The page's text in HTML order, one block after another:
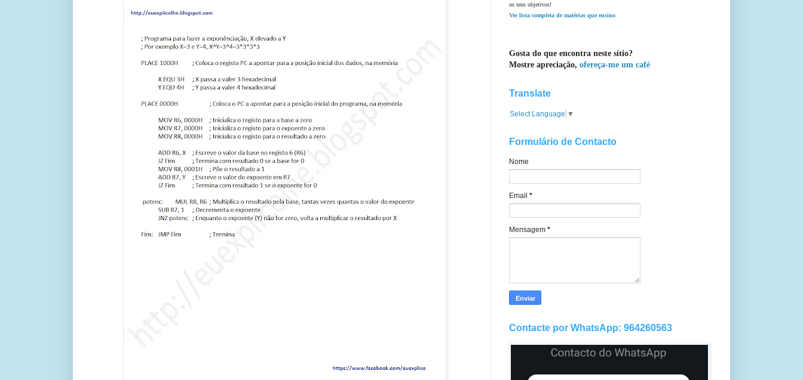
os teus objetivos!
Ver lista completa de matérias que ensino
Gosta do que encontra neste sítio?
Mostre apreciação, ofereça-me um café
Translate
Select Language ▼
Formulário de Contacto
Nome
Email *
Mensagem *
Contacte por WhatsApp: 964260563